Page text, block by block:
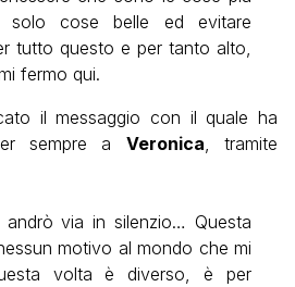
solo cose belle ed evitare
tutto questo e per tanto alto,
fermo qui.
il messaggio con il quale ha
sempre a Veronica, tramite
via in silenzio… Questa
motivo al mondo che mi
volta è diverso, è per